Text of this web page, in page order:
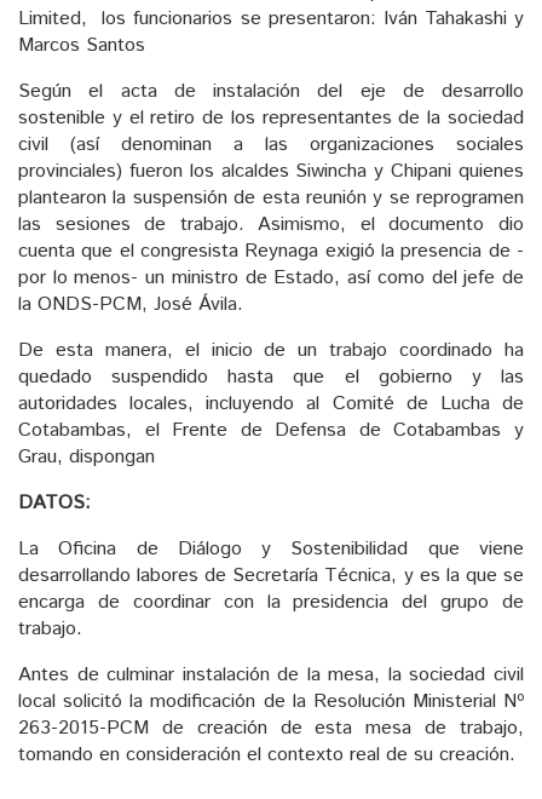
Limited, los funcionarios se presentaron: Iván Tahakashi y
Marcos Santos
Según el acta de instalación del eje de desarrollo
sostenible y el retiro de los representantes de la sociedad
civil (así denominan a las organizaciones sociales
provinciales) fueron los alcaldes Siwincha y Chipani quienes
plantearon la suspensión de esta reunión y se reprogramen
las sesiones de trabajo. Asimismo, el documento dio
cuenta que el congresista Reynaga exigió la presencia de -
por lo menos- un ministro de Estado, así como del jefe de
la ONDS-PCM, José Ávila.
De esta manera, el inicio de un trabajo coordinado ha
quedado suspendido hasta que el gobierno y las
autoridades locales, incluyendo al Comité de Lucha de
Cotabambas, el Frente de Defensa de Cotabambas y
Grau, dispongan
DATOS:
La Oficina de Diálogo y Sostenibilidad que viene
desarrollando labores de Secretaría Técnica, y es la que se
encarga de coordinar con la presidencia del grupo de
trabajo.
Antes de culminar instalación de la mesa, la sociedad civil
local solicitó la modificación de la Resolución Ministerial Nº
263-2015-PCM de creación de esta mesa de trabajo,
tomando en consideración el contexto real de su creación.